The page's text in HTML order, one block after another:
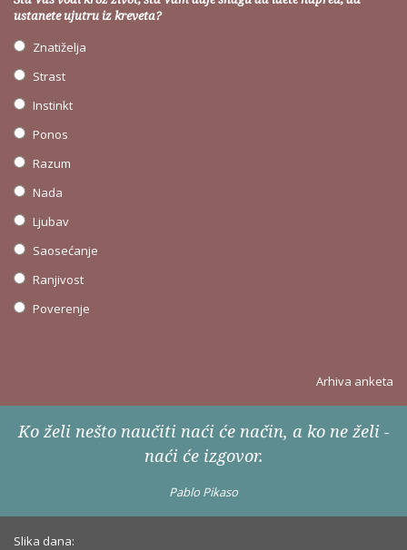
ustanete ujutru iz kreveta?
Znatiželja
Strast
Instinkt
Ponos
Razum
Nada
Ljubav
Saosećanje
Ranjivost
Poverenje
Arhiva anketa
Ko želi nešto naučiti naći će način, a ko ne želi -
naći će izgovor.
Pablo Pikaso
Slika dana: